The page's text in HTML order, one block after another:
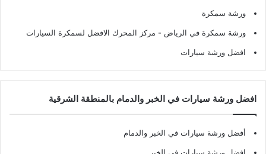
ورشة سمكرة
ورشة سمكرة في الرياض - مركز المحرك الافضل لسمكرة السيارات
افضل ورشة سيارات
افضل ورشة سيارات في الخبر والدمام بالمنطقة الشرقية
أفضل ورشة سيارات في الخبر والدمام